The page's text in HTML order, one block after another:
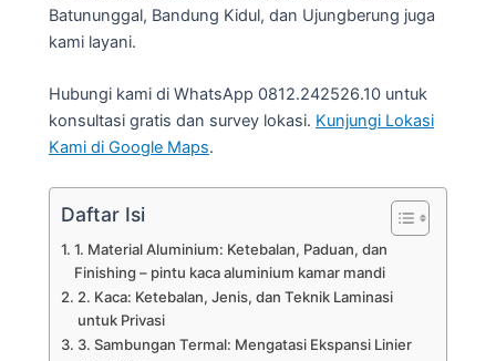
Batununggal, Bandung Kidul, dan Ujungberung juga
kami layani.
Hubungi kami di WhatsApp 0812.242526.10 untuk
konsultasi gratis dan survey lokasi. Kunjungi Lokasi
Kami di Google Maps.
Daftar Isi
1. Material Aluminium: Ketebalan, Paduan, dan
Finishing – pintu kaca aluminium kamar mandi
2. Kaca: Ketebalan, Jenis, dan Teknik Laminasi
untuk Privasi
3. Sambungan Termal: Mengatasi Ekspansi Linier